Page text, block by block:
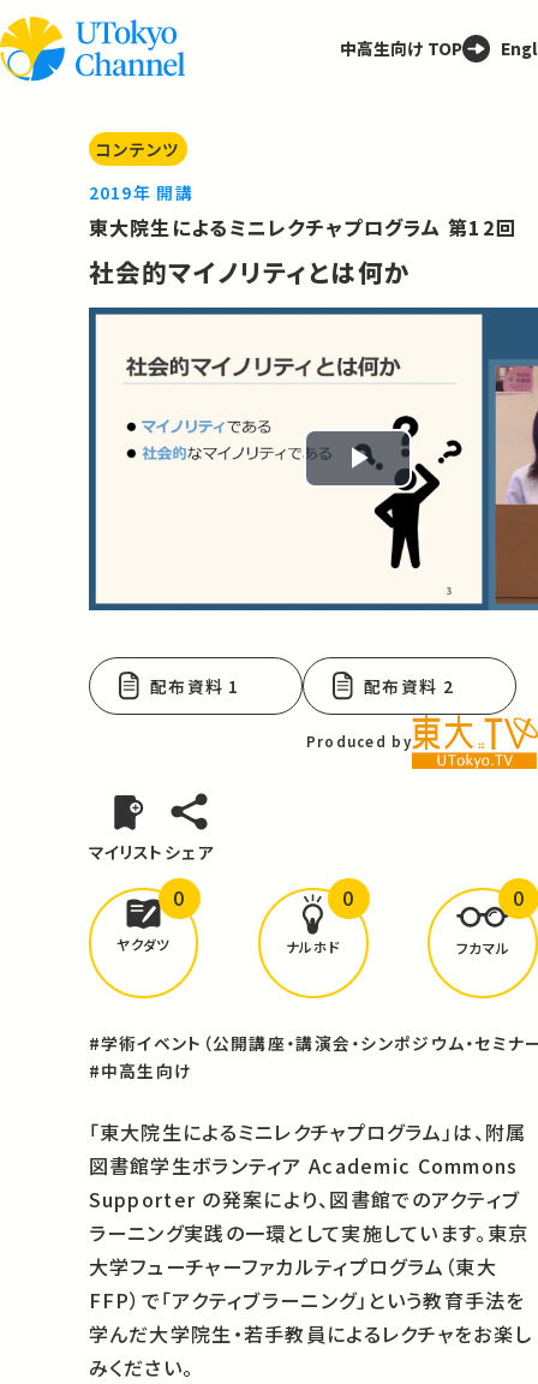
中高生向け TOP
コンテンツ
2019年 開講
東大院生によるミニレクチャプログラム 第12回
社会的マイノリティとは何か
Play
Video
配布資料 1 配布資料 2
Produced by
マイリスト シェア
どんな学びがありましたか？
ヤクダツ
0
ナルホド
0
フカマル
0
#学術イベント（公開講座・講演会・シンポジウム・セミナ
#中高生向け
「東大院生によるミニレクチャプログラム」は、附属
図書館学生ボランティア Academic Commons
Supporter の発案により、図書館でのアクティブ
ラーニング実践の一環として実施しています。東京
大学フューチャーファカルティプログラム（東大
FFP）で「アクティブラーニング」という教育手法を
学んだ大学院生・若手教員によるレクチャをお楽し
みください。